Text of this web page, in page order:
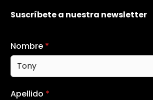
Suscríbete a nuestra newsletter
Nombre *
Apellido *